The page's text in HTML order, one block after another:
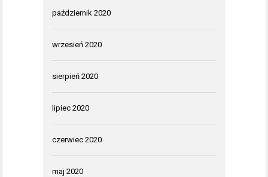
październik 2020
wrzesień 2020
sierpień 2020
lipiec 2020
czerwiec 2020
maj 2020